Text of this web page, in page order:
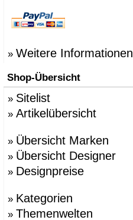
» Weitere Informationen
Shop-Übersicht
» Sitelist
» Artikelübersicht
» Übersicht Marken
» Übersicht Designer
» Designpreise
» Kategorien
» Themenwelten